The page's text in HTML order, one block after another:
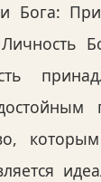
Бога: